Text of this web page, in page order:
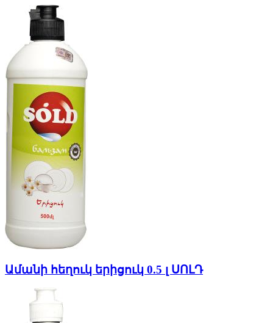
Ամանի հեղուկ երիցուկ 0.5 լ ՍՈԼԴ